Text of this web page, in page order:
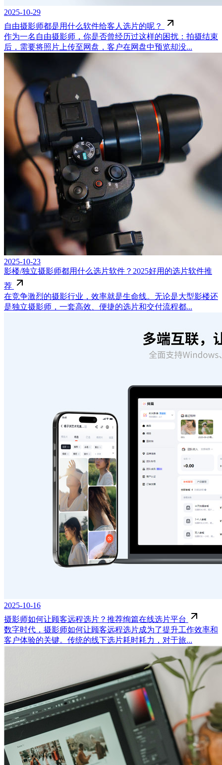
2025-10-29
自由摄影师都是用什么软件给客人选片的呢？
作为一名自由摄影师，你是否曾经历过这样的困扰：拍摄结束
后，需要将照片上传至网盘，客户在网盘中预览却没...
2025-10-23
影楼/独立摄影师都用什么选片软件？2025好用的选片软件推
荐
在竞争激烈的摄影行业，效率就是生命线。无论是大型影楼还
是独立摄影师，一套高效、便捷的选片和交付流程都...
2025-10-16
摄影师如何让顾客远程选片？推荐绚篇在线选片平台
数字时代，摄影师如何让顾客远程选片成为了提升工作效率和
客户体验的关键。传统的线下选片耗时耗力，对于旅...